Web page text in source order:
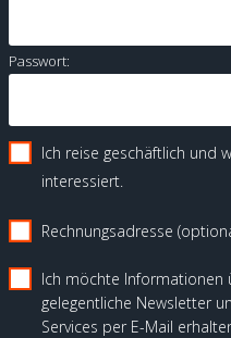
Passwort:
Ich reise geschäftlich und
interessiert.
Rechnungsadresse
Ich möchte Informationen
gelegentliche Newsletter
Services per E-Mail